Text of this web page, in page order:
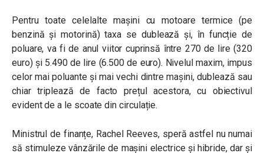
Pentru toate celelalte mașini cu motoare termice (pe
benzină și motorină) taxa se dublează și, în funcție de
poluare, va fi de anul viitor cuprinsă între 270 de lire (320
euro) și 5.490 de lire (6.500 de euro). Nivelul maxim, impus
celor mai poluante și mai vechi dintre mașini, dublează sau
chiar triplează de facto prețul acestora, cu obiectivul
evident de a le scoate din circulație.
Ministrul de finanțe, Rachel Reeves, speră astfel nu numai
să stimuleze vânzările de mașini electrice și hibride, dar și